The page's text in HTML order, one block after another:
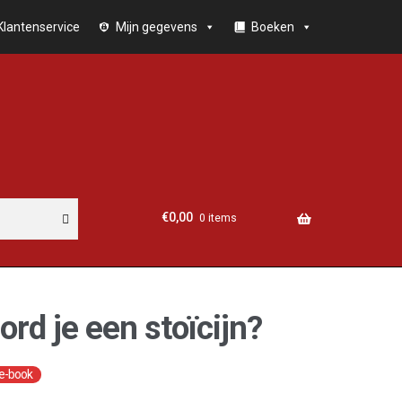
Mijn gegevens Boeken
€0,00 0 items
je een stoïcijn?